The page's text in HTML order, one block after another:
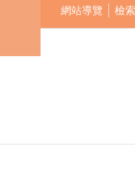
網站導覽 檢